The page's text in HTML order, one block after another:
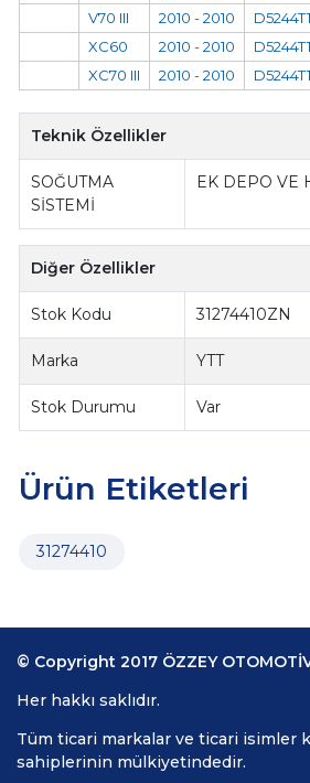
V70 III
2010 - 2010
XC60
2010 - 2010
XC70 III
2010 - 2010
Teknik Özellikler
SOĞUTMA
SİSTEMİ
EK DEPO VE
Diğer Özellikler
Stok Kodu 31274410ZN
Marka YTT
Stok Durumu Var
Ürün Etiketleri
31274410
© Copyright 2017 ÖZZEY
Her hakkı saklıdır.
Tüm ticari markalar ve ticari isimler
sahiplerinin mülkiyetindedir.